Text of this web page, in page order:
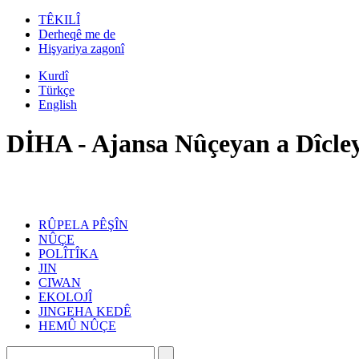
TÊKILÎ
Derheqê me de
Hişyariya zagonî
Kurdî
Türkçe
English
DİHA - Ajansa Nûçeyan a
RÛPELA PÊŞÎN
NÛÇE
POLÎTÎKA
JIN
CIWAN
EKOLOJÎ
JINGEHA KEDÊ
HEMÛ NÛÇE